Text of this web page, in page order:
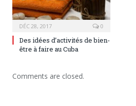
DÉC 28, 2017 0
Des idées d’activités de bien-
être à faire au Cuba
Comments are closed.